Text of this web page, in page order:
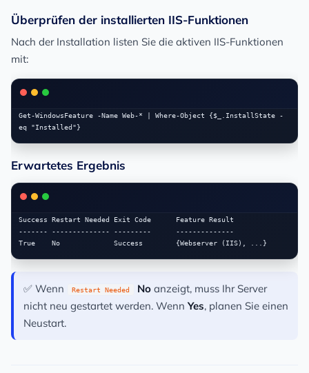
Überprüfen der installierten IIS-Funktionen
Nach der Installation listen Sie die aktiven IIS-Funktionen
mit:
Get-WindowsFeature -Name Web-* | Where-Object {$_.InstallState -
Erwartetes Ergebnis
Success Restart Needed Exit Code      Feature Result
------- -------------- ---------      --------------
✅ Wenn Restart Needed No anzeigt, muss Ihr Server
nicht neu gestartet werden. WennYes, planen Sie einen
Neustart.